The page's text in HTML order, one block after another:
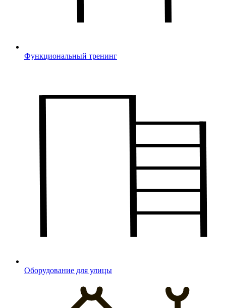
Функциональный тренинг
Оборудование для улицы